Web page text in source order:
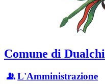
Comune di Dualchi
L'Amministrazione